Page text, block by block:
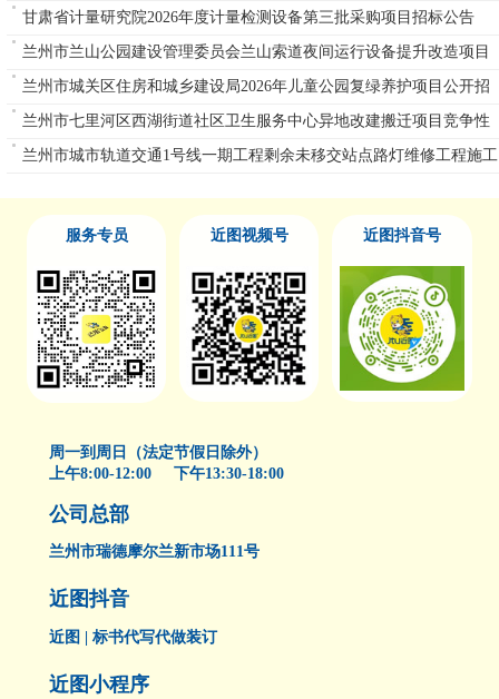
甘肃省计量研究院2026年度计量检测设备第三批采购项目招标公告
兰州市兰山公园建设管理委员会兰山索道夜间运行设备提升改造项目
单一来源公告
兰州市城关区住房和城乡建设局2026年儿童公园复绿养护项目公开招
标公告
兰州市七里河区西湖街道社区卫生服务中心异地改建搬迁项目竞争性
磋商公告
兰州市城市轨道交通1号线一期工程剩余未移交站点路灯维修工程施工
服务专员 近图视频号 近图抖音号
周一到周日（法定节假日除外）
上午8:00-12:00 下午13:30-18:00
公司总部
兰州市瑞德摩尔兰新市场111号
近图抖音
近图 | 标书代写代做装订
近图小程序